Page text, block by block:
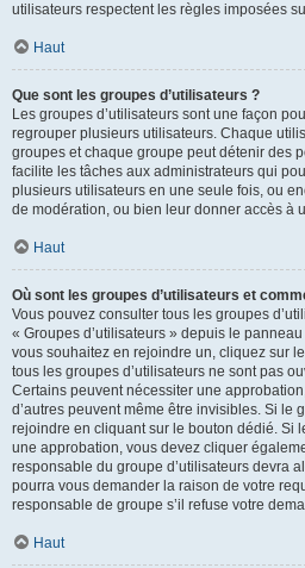
utilisateurs respectent les règles imposées
Haut
Que sont les groupes d’utilisateurs ?
Les groupes d’utilisateurs sont une façon
regrouper plusieurs utilisateurs. Chaque
groupes et chaque groupe peut détenir des
facilite les tâches aux administrateurs qui
plusieurs utilisateurs en une seule fois, ou
de modération, ou bien leur donner accès à
Haut
Où sont les groupes d’utilisateurs et
Vous pouvez consulter tous les groupes
« Groupes d’utilisateurs » depuis le
vous souhaitez en rejoindre un, cliquez sur
tous les groupes d’utilisateurs ne sont pas
Certains peuvent nécessiter une
d’autres peuvent même être invisibles. Si le
rejoindre en cliquant sur le bouton dédié. Si
une approbation, vous devez cliquer
responsable du groupe d’utilisateurs devra
pourra vous demander la raison de votre
responsable de groupe s’il refuse votre
Haut